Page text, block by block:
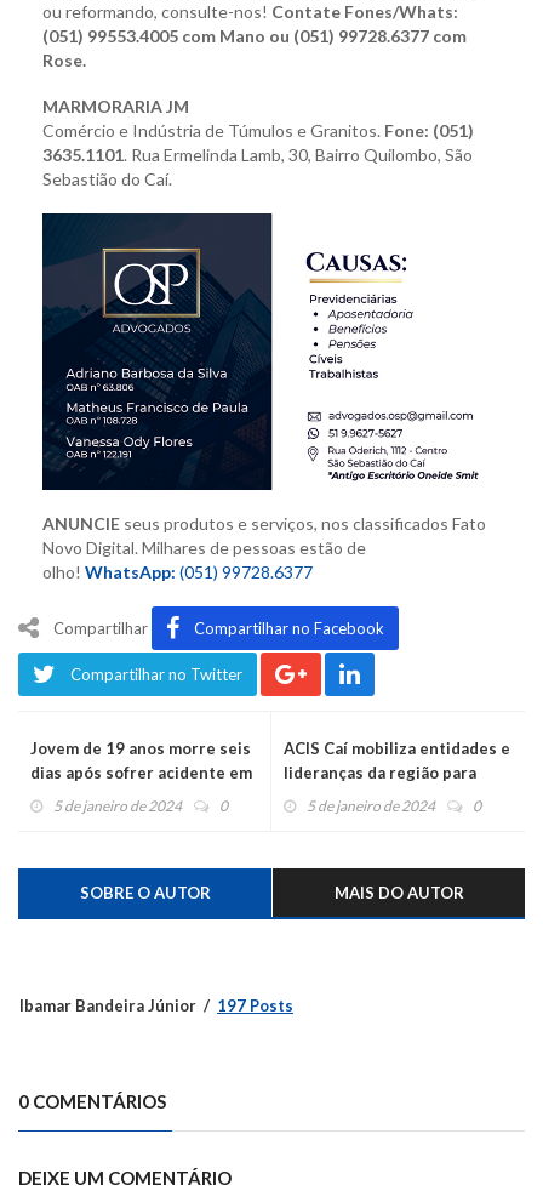
ou reformando, consulte-nos! Contate Fones/Whats:
(051) 99553.4005 com Mano ou (051) 99728.6377 com
Rose.
MARMORARIA JM
Comércio e Indústria de Túmulos e Granitos. Fone: (051)
3635.1101. Rua Ermelinda Lamb, 30, Bairro Quilombo, São
Sebastião do Caí.
ANUNCIE seus produtos e serviços, nos classificados Fato
Novo Digital. Milhares de pessoas estão de
olho! WhatsApp: (051) 99728.6377
Compartilhar Compartilhar no Facebook
Compartilhar no Twitter
Jovem de 19 anos morre seis
dias após sofrer acidente em
Montenegro
5 de janeiro de 2024 0
ACIS Caí mobiliza entidades e
lideranças da região para
recuperação de empresas
5 de janeiro de 2024 0
SOBRE O AUTOR MAIS DO AUTOR
Ibamar Bandeira Júnior 197 Posts
0 COMENTÁRIOS
DEIXE UM COMENTÁRIO